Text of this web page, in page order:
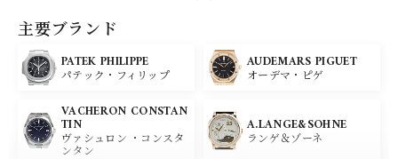
主要ブランド
PATEK PHILIPPE
パテック・フィリップ
AUDEMARS PIGUET
オーデマ・ピゲ
VACHERON CONSTAN
TIN
ヴァシュロン ・コンスタ
ンタン
A.LANGE&SOHNE
ランゲ＆ゾーネ